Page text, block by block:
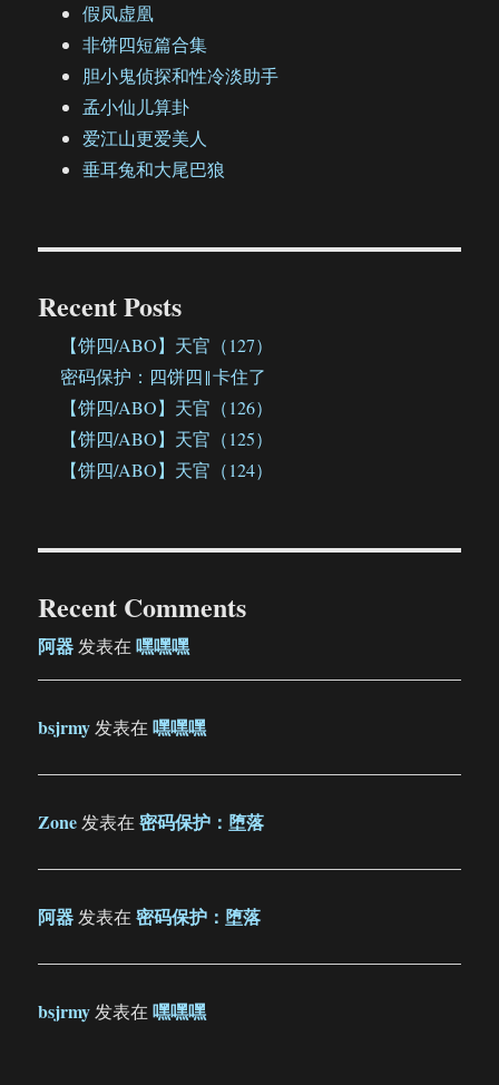
假凤虚凰
非饼四短篇合集
胆小鬼侦探和性冷淡助手
孟小仙儿算卦
爱江山更爱美人
垂耳兔和大尾巴狼
Recent Posts
【饼四/ABO】天官（127）
密码保护：四饼四‖卡住了
【饼四/ABO】天官（126）
【饼四/ABO】天官（125）
【饼四/ABO】天官（124）
Recent Comments
阿器发表在嘿嘿嘿
bsjrmy发表在嘿嘿嘿
Zone发表在密码保护：堕落
阿器发表在密码保护：堕落
bsjrmy发表在嘿嘿嘿